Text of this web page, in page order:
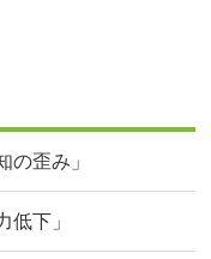
の歪み」
低下」